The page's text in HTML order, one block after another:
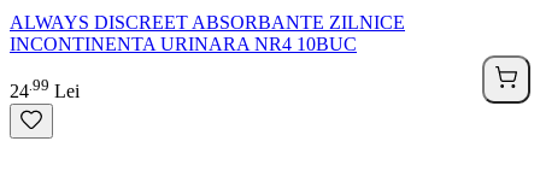
ALWAYS DISCREET ABSORBANTE ZILNICE
INCONTINENTA URINARA NR4 10BUC
24 99 Lei